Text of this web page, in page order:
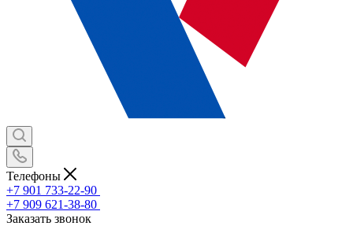
Телефоны
+7 901 733-22-90
+7 909 621-38-80
Заказать звонок